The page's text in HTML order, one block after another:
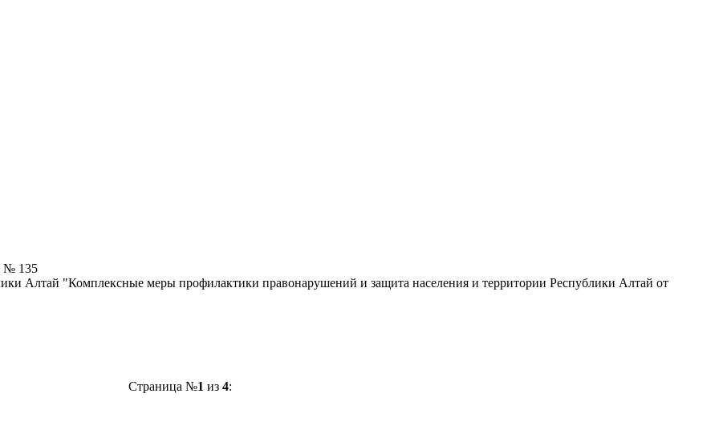
№ 135
Алтай "Комплексные меры профилактики правонарушений и защита населения и территории Республики Алтай от
Страница №1 из 4: